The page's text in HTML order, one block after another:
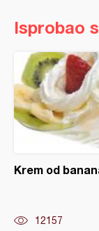
Isprobao
Krem od
12157